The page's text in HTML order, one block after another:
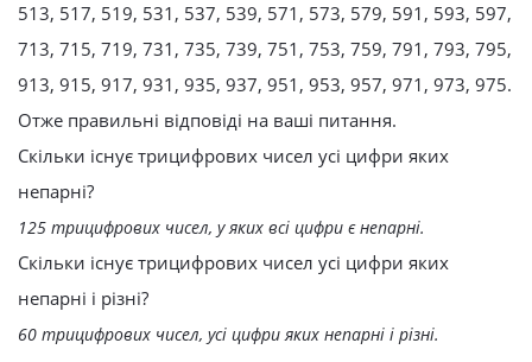
513, 517, 519, 531, 537, 539, 571, 573, 579, 591, 593, 597,
713, 715, 719, 731, 735, 739, 751, 753, 759, 791, 793, 795,
913, 915, 917, 931, 935, 937, 951, 953, 957, 971, 973, 975.
Отже правильні відповіді на ваші питання.
Скільки існує трицифрових чисел усі цифри яких
непарні?
125 трицифрових чисел, у яких всі цифри є непарні.
Скільки існує трицифрових чисел усі цифри яких
непарні і різні?
60 трицифрових чисел, усі цифри яких непарні і різні.